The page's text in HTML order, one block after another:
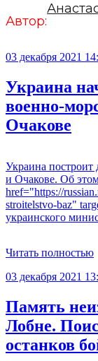
Автор:
03 декабря 2021
Украина
военно-
Очакове
Украина построит
и Очакове. Об
href="https://
stroitelstvo-baz"
украинского
Читать полностью
03 декабря 2021
Память
Лобне.
останков